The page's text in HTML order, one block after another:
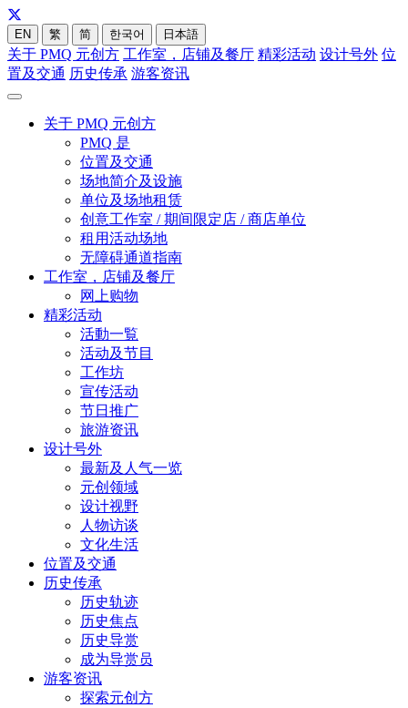
EN 繁 简 한국어 日本語
关于 PMQ 元创方 工作室，店铺及餐厅 精彩活动 设计号外 位
置及交通 历史传承 游客资讯
关于 PMQ 元创方
PMQ 是
位置及交通
场地简介及设施
单位及场地租赁
创意工作室 / 期间限定店 / 商店单位
租用活动场地
无障碍通道指南
工作室，店铺及餐厅
网上购物
精彩活动
活動一覧
活动及节目
工作坊
宣传活动
节日推广
旅游资讯
设计号外
最新及人气一览
元创领域
设计视野
人物访谈
文化生活
位置及交通
历史传承
历史轨迹
历史焦点
历史导赏
成为导赏员
游客资讯
探索元创方